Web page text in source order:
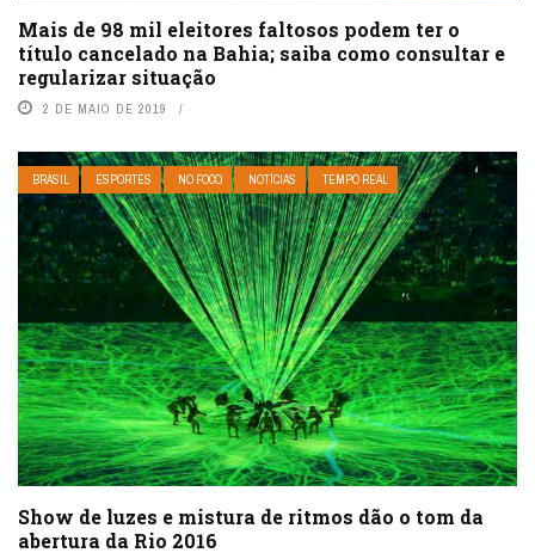
Mais de 98 mil eleitores faltosos podem ter o
título cancelado na Bahia; saiba como consultar e
regularizar situação
2 DE MAIO DE 2019
BRASIL ESPORTES NO FOCO NOTÍCIAS TEMPO REAL
Show de luzes e mistura de ritmos dão o tom da
abertura da Rio 2016